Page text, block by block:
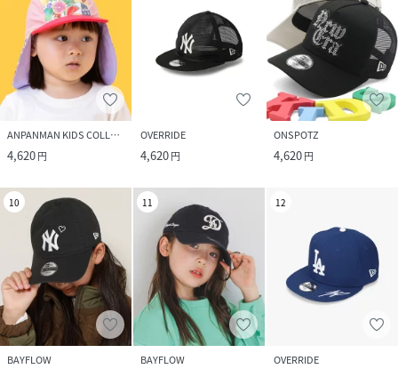
ANPANMAN KIDS COLLECTION
4,620円
OVERRIDE
4,620円
ONSPOTZ
4,620円
10
BAYFLOW
11
BAYFLOW
12
OVERRIDE